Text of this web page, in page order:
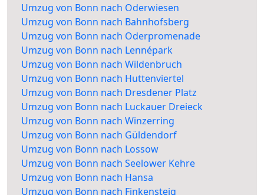
Umzug von Bonn nach Oderwiesen
Umzug von Bonn nach Bahnhofsberg
Umzug von Bonn nach Oderpromenade
Umzug von Bonn nach Lennépark
Umzug von Bonn nach Wildenbruch
Umzug von Bonn nach Huttenviertel
Umzug von Bonn nach Dresdener Platz
Umzug von Bonn nach Luckauer Dreieck
Umzug von Bonn nach Winzerring
Umzug von Bonn nach Güldendorf
Umzug von Bonn nach Lossow
Umzug von Bonn nach Seelower Kehre
Umzug von Bonn nach Hansa
Umzug von Bonn nach Finkensteig